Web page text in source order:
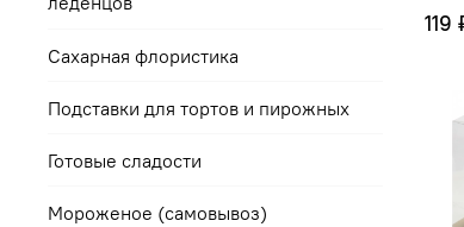
119
Сахарная флористика
Подставки для тортов и пирожных
Готовые сладости
Мороженое (самовывоз)